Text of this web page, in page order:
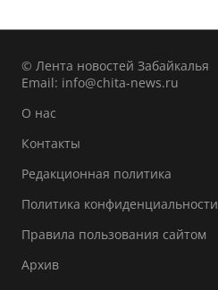
© Лента новостей Забайкалья
Email: info@chita-news.ru
О нас
Контакты
Редакционная политика
Политика конфиденциальности
Правила пользования сайтом
Архив